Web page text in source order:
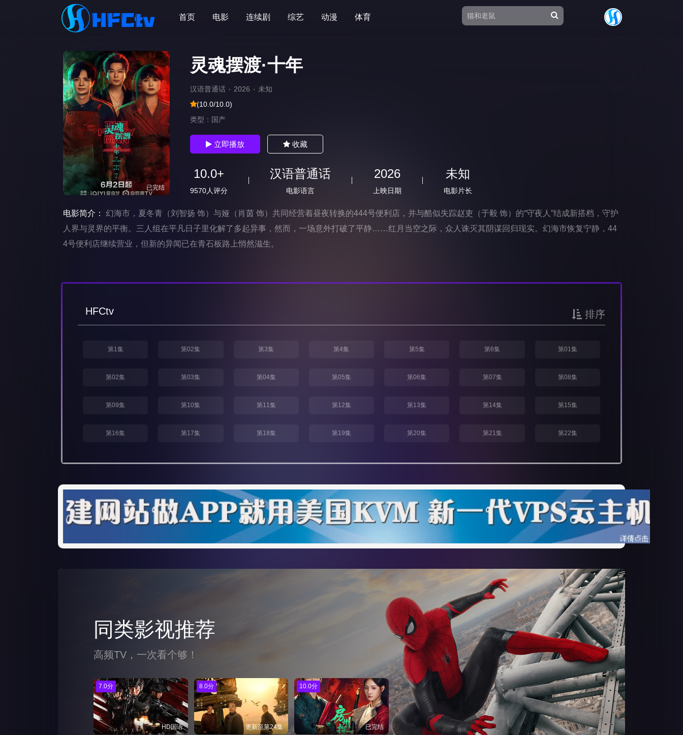
首页 电影 连续剧 综艺 动漫 体育
已完结
灵魂摆渡·十年
汉语普通话 2026
未知
(10.0/10.0)
类型： 国产
立即播放 收藏
10.0+
9570人评分
汉语普通话
电影语言
2026
上映日期
未知
电影片长
电影简介：
幻海市，夏冬青（刘智扬 饰）与娅（肖茵 饰）共同经营着昼夜转换的444号便利店，并与酷似失踪赵吏（于毅 饰）的“守夜人”结成新搭档，守护
人界与灵界的平衡。三人组在平凡日子里化解了多起异事，然而，一场意外打破了平静……红月当空之际，众人诛灭其阴谋回归现实。幻海市恢复宁静，44
4号便利店继续营业，但新的异闻已在青石板路上悄然滋生。
排序
HFCtv
第1集 第02集 第3集 第4集 第5集 第6集 第01集
第02集 第03集 第04集 第05集 第06集 第07集 第08集
第09集 第10集 第11集 第12集 第13集 第14集 第15集
第16集 第17集 第18集 第19集 第20集 第21集 第22集
第23集 第24集
同类影视推荐
高频TV，一次看个够！
7.0分
HD国语
8.0分
更新至第24集
10.0分
已完结